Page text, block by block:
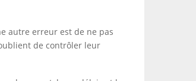
autre erreur est de ne pas
de contrôler leur